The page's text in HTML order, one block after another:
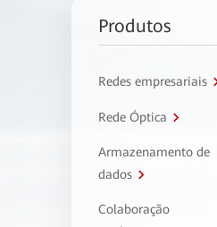
Produtos
Redes empresariais
Rede Óptica
Armazenamento de
dados
Colaboração